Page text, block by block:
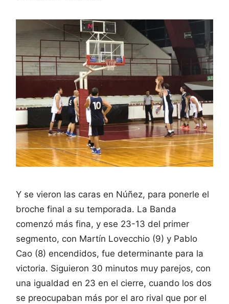
Y se vieron las caras en Núñez, para ponerle el
broche final a su temporada. La Banda
comenzó más fina, y ese 23-13 del primer
segmento, con Martín Lovecchio (9) y Pablo
Cao (8) encendidos, fue determinante para la
victoria. Siguieron 30 minutos muy parejos, con
una igualdad en 23 en el cierre, cuando los dos
se preocupaban más por el aro rival que por el